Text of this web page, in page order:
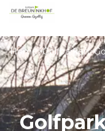
Home>Golfparken>